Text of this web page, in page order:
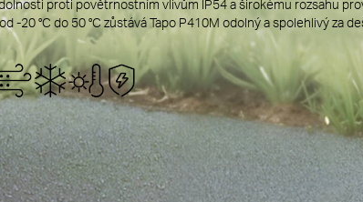
kryt odolný proti stříkající vodě
gumové těsnění odolné proti stříkající vodě